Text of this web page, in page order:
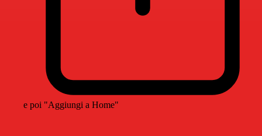
e poi "Aggiungi a Home"